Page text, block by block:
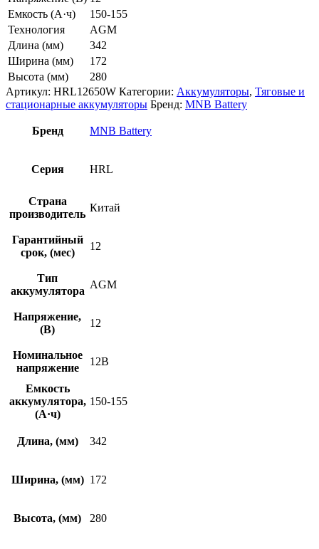
Емкость (А·ч)
150-155
Технология
AGM
Длина (мм)
342
Ширина (мм)
172
Высота (мм)
280
Артикул: HRL12650W Категории: Аккумуляторы, Тяговые и
стационарные аккумуляторы Бренд: MNB Battery
Бренд MNB Battery
Серия HRL
Страна
производитель
Китай
Гарантийный
срок, (мес)
12
Тип
аккумулятора
AGM
Напряжение,
(В)
12
Номинальное
напряжение
12В
Емкость
аккумулятора,
(А·ч)
150-155
Длина, (мм) 342
Ширина, (мм) 172
Высота, (мм) 280